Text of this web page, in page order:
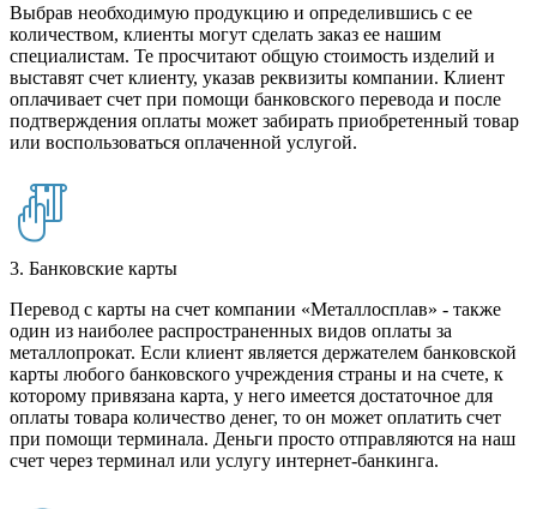
Выбрав необходимую продукцию и определившись с ее
количеством, клиенты могут сделать заказ ее нашим
специалистам. Те просчитают общую стоимость изделий и
выставят счет клиенту, указав реквизиты компании. Клиент
оплачивает счет при помощи банковского перевода и после
подтверждения оплаты может забирать приобретенный товар
или воспользоваться оплаченной услугой.
3. Банковские карты
Перевод с карты на счет компании «Металлосплав» - также
один из наиболее распространенных видов оплаты за
металлопрокат. Если клиент является держателем банковской
карты любого банковского учреждения страны и на счете, к
которому привязана карта, у него имеется достаточное для
оплаты товара количество денег, то он может оплатить счет
при помощи терминала. Деньги просто отправляются на наш
счет через терминал или услугу интернет-банкинга.